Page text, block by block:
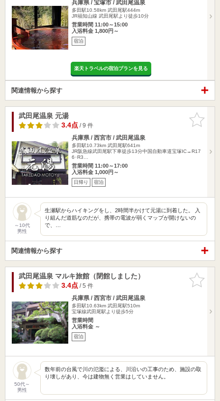
兵庫県 / 宝塚市 / 武田尾温泉
多田駅10.58km 武田尾駅444m
JR福知山線 武田尾駅より徒歩10分
営業時間 11:00～15:00
入浴料金 1,800円～
宿泊
楽天トラベルの宿泊プランを見る
関連情報から探す
お気に入
りに追加
武田尾温泉 元湯
3.4点/ 9 件
兵庫県 / 西宮市 / 武田尾温泉
多田駅10.73km 武田尾駅641m
JR阪急線武田尾駅下車徒歩13分中国自動車道宝塚IC→R17
6･R3…
営業時間 11:00～17:00
入浴料金 1,000円～
日帰り 宿泊
～10代
男性
生瀬駅からハイキングをし、2時間半かけて元湯に到着した。 入
り組んだ道筋なのだが、携帯の電波が弱くマップが開けないの
で、…
関連情報から探す
お気に入
りに追加
武田尾温泉 マルキ旅館（閉館しました）
3.4点/ 5 件
兵庫県 / 西宮市 / 武田尾温泉
多田駅10.63km 武田尾駅510m
宝塚線武田尾駅より徒歩5分
営業時間
入浴料金 ～
宿泊
50代～
男性
数年前の台風で川の氾濫による、川沿いの工事のため、施設の取
り壊しがあり、今は建物無く営業はしていません。